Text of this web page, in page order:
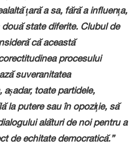
țară a sa, fără a influența,
state diferite. Clubul de
că această
procesului
suveranitatea
așadar, toate partidele,
la putere sau în opoziție, să
alături de noi pentru a
de echitate democratică.”